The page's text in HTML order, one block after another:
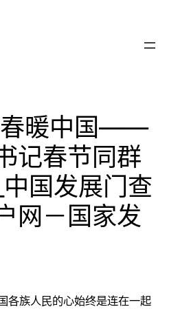
春暖中国——
记春节同群
国发展门查
网－国家发
各族人民的心始终是连在一起